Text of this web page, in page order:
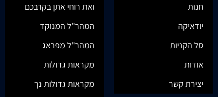
חנות
יודאיקה
סל הקניות
אודות
יצירת קשר
ואת רוחי אתן בקרבכם
המהר"ל המנוקד
המהר"ל מפראג
מקראות גדולות
מקראות גדולות נך